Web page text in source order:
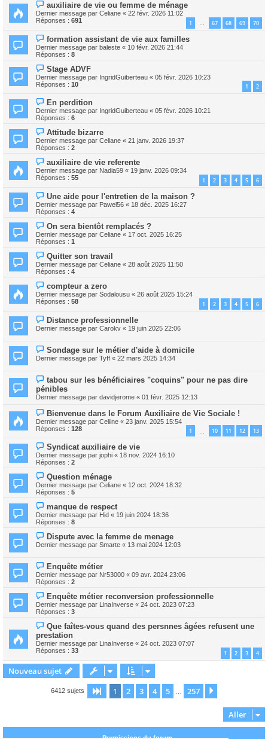
auxiliaire de vie ou femme de ménage
Dernier message par Celiane « 22 févr. 2026 11:02
Réponses : 691 1 … 67 68 69 70
formation assistant de vie aux familles
Dernier message par baleste « 10 févr. 2026 21:44
Réponses : 8
Stage ADVF
Dernier message par IngridGuiberteau « 05 févr. 2026 10:23
Réponses : 10 1 2
En perdition
Dernier message par IngridGuiberteau « 05 févr. 2026 10:21
Réponses : 6
Attitude bizarre
Dernier message par Celiane « 21 janv. 2026 19:37
Réponses : 2
auxiliaire de vie referente
Dernier message par Nadia59 « 19 janv. 2026 09:34
Réponses : 55 1 2 3 4 5 6
Une aide pour l'entretien de la maison ?
Dernier message par Pawel56 « 18 déc. 2025 16:27
Réponses : 4
On sera bientôt remplacés ?
Dernier message par Celiane « 17 oct. 2025 16:25
Réponses : 1
Quitter son travail
Dernier message par Celiane « 28 août 2025 11:50
Réponses : 4
compteur a zero
Dernier message par Sodalousu « 26 août 2025 15:24
Réponses : 58 1 2 3 4 5 6
Distance professionnelle
Dernier message par Carokv « 19 juin 2025 22:06
Sondage sur le métier d'aide à domicile
Dernier message par Tyff « 22 mars 2025 14:34
tabou sur les bénéficiaires "coquins" pour ne pas dire
pénibles
Dernier message par davidjerome « 01 févr. 2025 12:13
Bienvenue dans le Forum Auxiliaire de Vie Sociale !
Dernier message par Celiine « 23 janv. 2025 15:54
Réponses : 128 1 10 11 12 13
Syndicat auxiliaire de vie
Dernier message par jophi « 18 nov. 2024 16:10
Réponses : 2
Question ménage
Dernier message par Celiane « 12 oct. 2024 18:32
Réponses : 5
manque de respect
Dernier message par Hid « 19 juin 2024 18:36
Réponses : 8
Dispute avec la femme de menage
Dernier message par Smarte « 13 mai 2024 12:03
Enquête métier
Dernier message par Nr53000 « 09 avr. 2024 23:06
Réponses : 2
Enquête métier reconversion professionnelle
Dernier message par LinaInverse « 24 oct. 2023 07:23
Réponses : 3
Que faîtes-vous quand des persnnes âgées refusent une
prestation
Dernier message par LinaInverse « 24 oct. 2023 07:07
Réponses : 33 1 2 3 4
Nouveau sujet
6412 sujets Page 1sur257
1 2 3 4 5 257
Aller